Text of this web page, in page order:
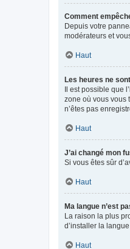
Comment
Depuis votre
modérateurs et
Haut
Les heures ne
Il est possible que
zone où vous vous
n’êtes pas
Haut
J’ai changé mon
Si vous êtes sûr
Haut
Ma langue n’est
La raison la plus
d’installer la
Haut